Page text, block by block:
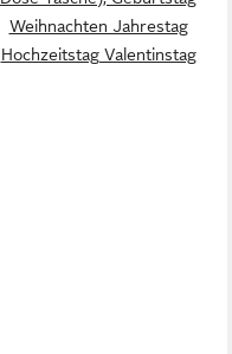
Weihnachten Jahrestag
Hochzeitstag Valentinstag